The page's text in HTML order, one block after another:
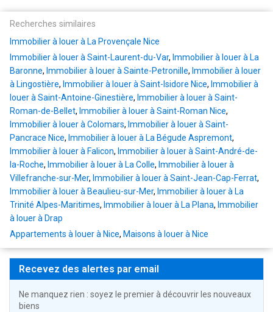
Recherches similaires
Immobilier à louer à La Provençale Nice
Immobilier à louer à Saint-Laurent-du-Var, Immobilier à louer à La
Baronne, Immobilier à louer à Sainte-Petronille, Immobilier à louer
à Lingostière, Immobilier à louer à Saint-Isidore Nice, Immobilier à
louer à Saint-Antoine-Ginestière, Immobilier à louer à Saint-
Roman-de-Bellet, Immobilier à louer à Saint-Roman Nice,
Immobilier à louer à Colomars, Immobilier à louer à Saint-
Pancrace Nice, Immobilier à louer à La Bégude Aspremont,
Immobilier à louer à Falicon, Immobilier à louer à Saint-André-de-
la-Roche, Immobilier à louer à La Colle, Immobilier à louer à
Villefranche-sur-Mer, Immobilier à louer à Saint-Jean-Cap-Ferrat,
Immobilier à louer à Beaulieu-sur-Mer, Immobilier à louer à La
Trinité Alpes-Maritimes, Immobilier à louer à La Plana, Immobilier
à louer à Drap
Appartements à louer à Nice, Maisons à louer à Nice
Recevez des alertes par email
Ne manquez rien : soyez le premier à découvrir les nouveaux
biens